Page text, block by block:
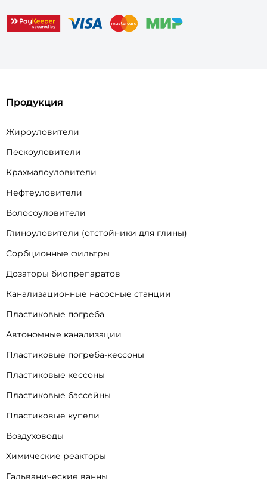
Продукция
Жироуловители
Пескоуловители
Крахмалоуловители
Нефтеуловители
Волосоуловители
Глиноуловители (отстойники для глины)
Сорбционные фильтры
Дозаторы биопрепаратов
Канализационные насосные станции
Пластиковые погреба
Автономные канализации
Пластиковые погреба-кессоны
Пластиковые кессоны
Пластиковые бассейны
Пластиковые купели
Воздуховоды
Химические реакторы
Гальванические ванны